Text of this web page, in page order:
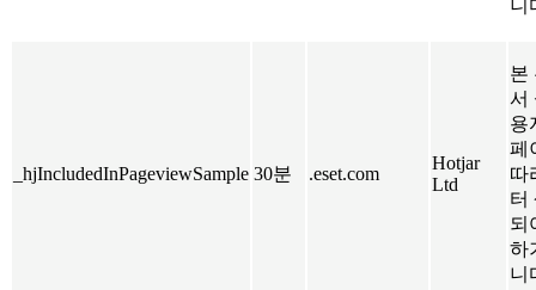
니
_hjIncludedInPageviewSample 30분 .eset.com
Hotjar
Ltd
본
서
용
페
따
터
되
하
니